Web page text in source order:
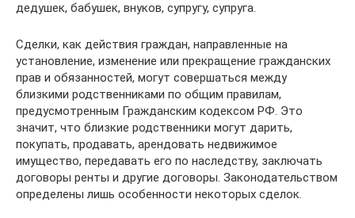
дедушек, бабушек, внуков, супругу, супруга.
Сделки, как действия граждан, направленные на
установление, изменение или прекращение гражданских
прав и обязанностей, могут совершаться между
близкими родственниками по общим правилам,
предусмотренным Гражданским кодексом РФ. Это
значит, что близкие родственники могут дарить,
покупать, продавать, арендовать недвижимое
имущество, передавать его по наследству, заключать
договоры ренты и другие договоры. Законодательством
определены лишь особенности некоторых сделок.